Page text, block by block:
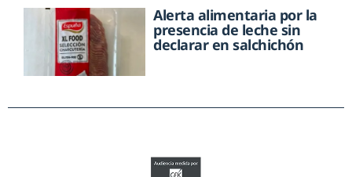
Alerta alimentaria por la
presencia de leche sin
declarar en salchichón